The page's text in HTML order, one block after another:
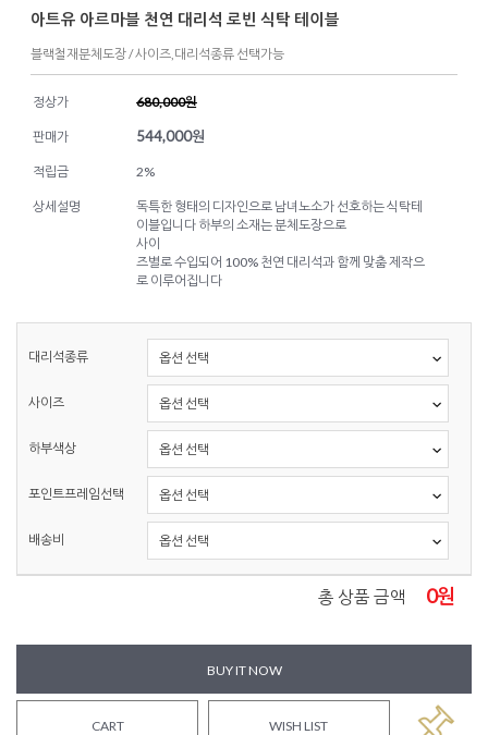
아트유 아르마블 천연 대리석 로빈 식탁 테이블
블랙철재분체도장 / 사이즈,대리석종류 선택가능
정상가 680,000원
판매가 544,000원
적립금 2%
상세설명
독특한 형태의 디자인으로 남녀노소가 선호하는 식탁테
이블입니다 하부의 소재는 분체도장으로
사이
즈별로 수입되어 100% 천연 대리석과 함께 맞춤 제작으
로 이루어집니다
대리석종류
사이즈
하부색상
포인트프레임선택
배송비
총 상품 금액 0원
BUY IT NOW
CART WISH LIST